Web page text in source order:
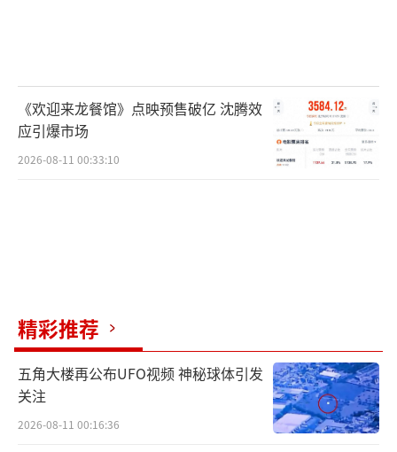
《欢迎来龙餐馆》点映预售破亿 沈腾效
应引爆市场
2026-08-11 00:33:10
精彩推荐
五角大楼再公布UFO视频 神秘球体引发
关注
2026-08-11 00:16:36